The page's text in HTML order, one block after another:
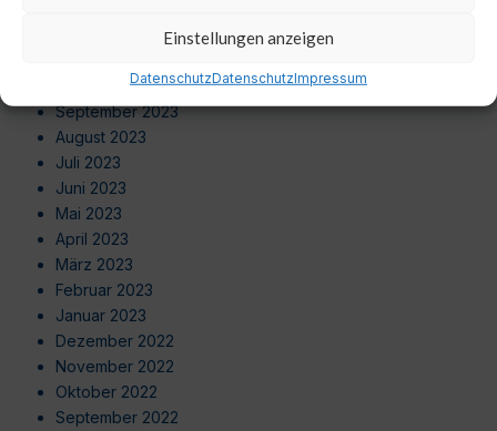
Einstellungen anzeigen
DatenschutzDatenschutzImpressum
Dezember 2023
Oktober 2023
September 2023
August 2023
Juli 2023
Juni 2023
Mai 2023
April 2023
März 2023
Februar 2023
Januar 2023
Dezember 2022
November 2022
Oktober 2022
September 2022